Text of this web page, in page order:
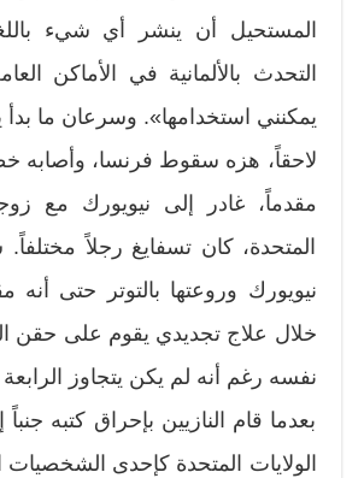
المستحيل أن ينشر أي شيء
التحدث بالألمانية في الأماكن
يمكنني استخدامها». وسرعان ما
لاحقاً، هزه سقوط فرنسا، وأصابه
المتحدة، كان تسفايغ رجلاً
نيويورك وروعتها بالتوتر حتى
خلال علاج تجديدي يقوم على حقن
نفسه رغم أنه لم يكن يتجاوز
بعدما قام النازيين بإحراق كتبه
الولايات المتحدة كإحدى الشخصيات